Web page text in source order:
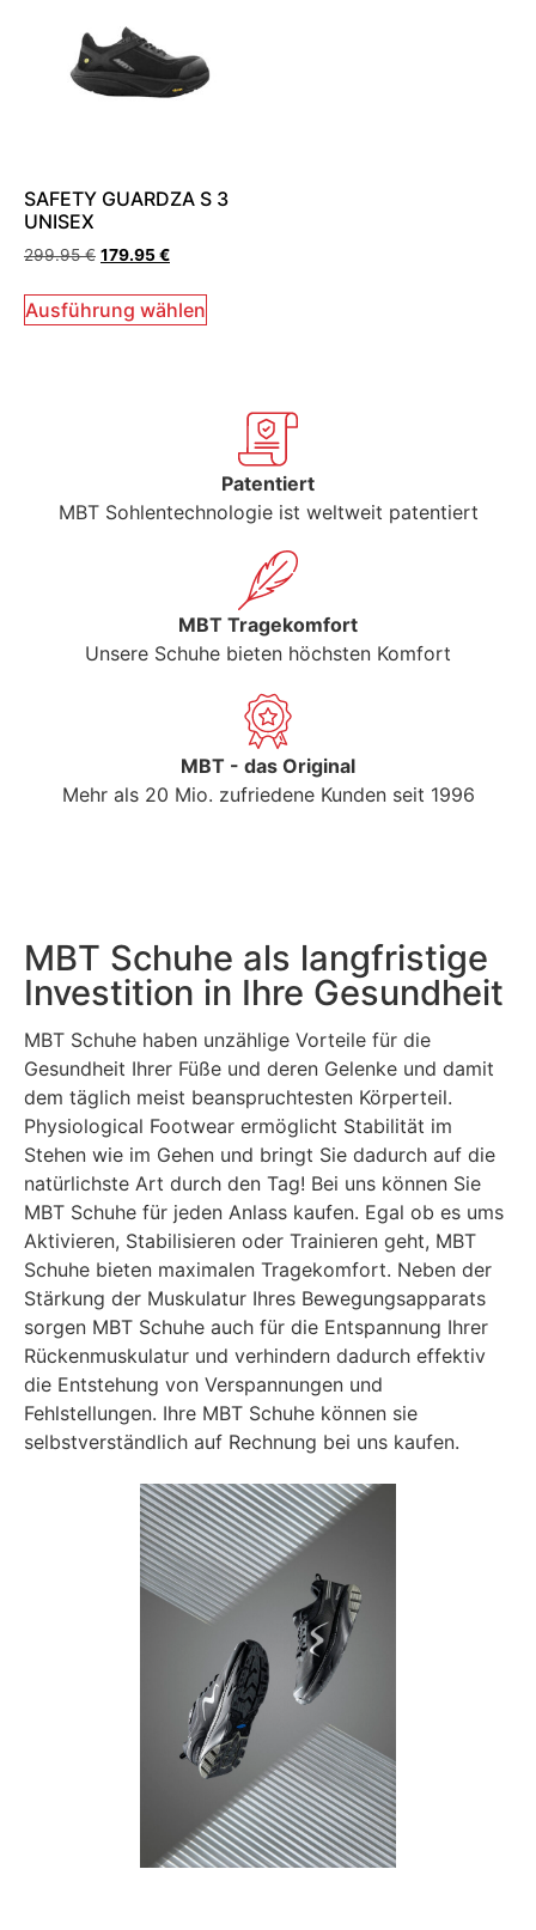
SAFETY GUARDZA S 3
UNISEX
299.95€ 179.95€
Ausführung wählen
Patentiert
MBT Sohlentechnologie ist weltweit patentiert
MBT Tragekomfort
Unsere Schuhe bieten höchsten Komfort
MBT - das Original
Mehr als 20 Mio. zufriedene Kunden seit 1996
MBT Schuhe als langfristige
Investition in Ihre Gesundheit
MBT Schuhe haben unzählige Vorteile für die
Gesundheit Ihrer Füße und deren Gelenke und damit
dem täglich meist beanspruchtesten Körperteil.
Physiological Footwear ermöglicht Stabilität im
Stehen wie im Gehen und bringt Sie dadurch auf die
natürlichste Art durch den Tag! Bei uns können Sie
MBT Schuhe für jeden Anlass kaufen. Egal ob es ums
Aktivieren, Stabilisieren oder Trainieren geht, MBT
Schuhe bieten maximalen Tragekomfort. Neben der
Stärkung der Muskulatur Ihres Bewegungsapparats
sorgen MBT Schuhe auch für die Entspannung Ihrer
Rückenmuskulatur und verhindern dadurch effektiv
die Entstehung von Verspannungen und
Fehlstellungen. Ihre MBT Schuhe können sie
selbstverständlich auf Rechnung bei uns kaufen.